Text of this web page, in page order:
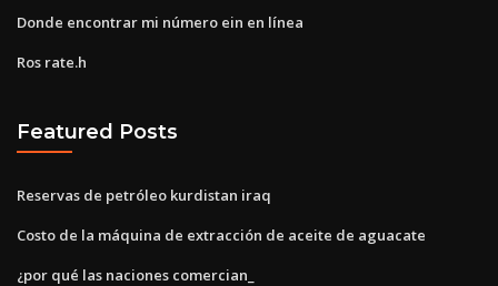
Donde encontrar mi número ein en línea
Ros rate.h
Featured Posts
Reservas de petróleo kurdistan iraq
Costo de la máquina de extracción de aceite de aguacate
¿por qué las naciones comercian_